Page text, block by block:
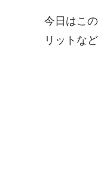
今日はこ
リットな